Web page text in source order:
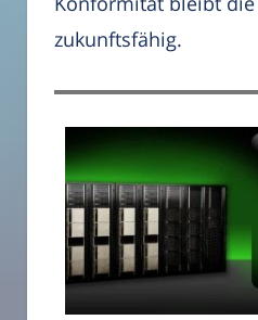
zukunftsfähig.